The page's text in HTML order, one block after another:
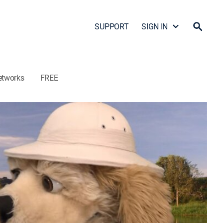
SUPPORT SIGN IN
FREE